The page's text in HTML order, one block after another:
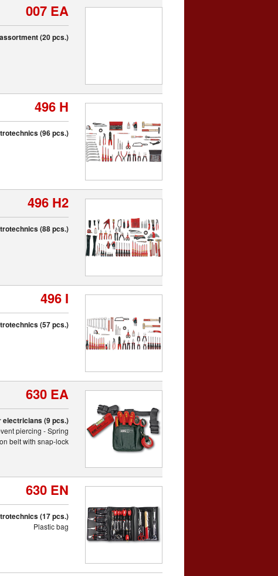
007 EA
(20 pcs.)
496 H
(96 pcs.)
496 H2
(88 pcs.)
496 I
(57 pcs.)
630 EA
electricians (9 pcs.)
piercing - Spring
belt with snap-lock
630 EN
(17 pcs.)
Plastic bag